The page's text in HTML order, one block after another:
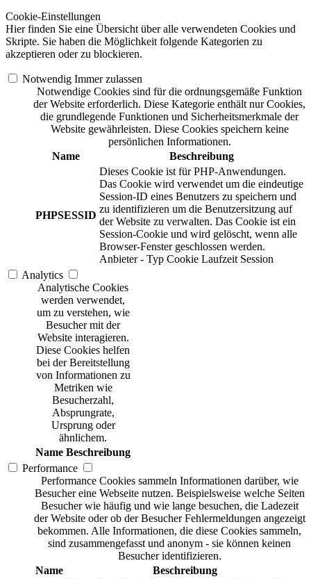
Cookie-Einstellungen
Hier finden Sie eine Übersicht über alle verwendeten Cookies und
Skripte. Sie haben die Möglichkeit folgende Kategorien zu
akzeptieren oder zu blockieren.
Notwendig Immer zulassen
Notwendige Cookies sind für die ordnungsgemäße Funktion
der Website erforderlich. Diese Kategorie enthält nur Cookies,
die grundlegende Funktionen und Sicherheitsmerkmale der
Website gewährleisten. Diese Cookies speichern keine
persönlichen Informationen.
Name
Beschreibung
PHPSESSID
Dieses Cookie ist für PHP-Anwendungen.
Das Cookie wird verwendet um die eindeutige
Session-ID eines Benutzers zu speichern und
zu identifizieren um die Benutzersitzung auf
der Website zu verwalten. Das Cookie ist ein
Session-Cookie und wird gelöscht, wenn alle
Browser-Fenster geschlossen werden.
Anbieter - Typ Cookie Laufzeit Session
Analytics
Analytische Cookies
werden verwendet,
um zu verstehen, wie
Besucher mit der
Website interagieren.
Diese Cookies helfen
bei der Bereitstellung
von Informationen zu
Metriken wie
Besucherzahl,
Absprungrate,
Ursprung oder
ähnlichem.
Name Beschreibung
Performance
Performance Cookies sammeln Informationen darüber, wie
Besucher eine Webseite nutzen. Beispielsweise welche Seiten
Besucher wie häufig und wie lange besuchen, die Ladezeit
der Website oder ob der Besucher Fehlermeldungen angezeigt
bekommen. Alle Informationen, die diese Cookies sammeln,
sind zusammengefasst und anonym - sie können keinen
Besucher identifizieren.
Name
Beschreibung